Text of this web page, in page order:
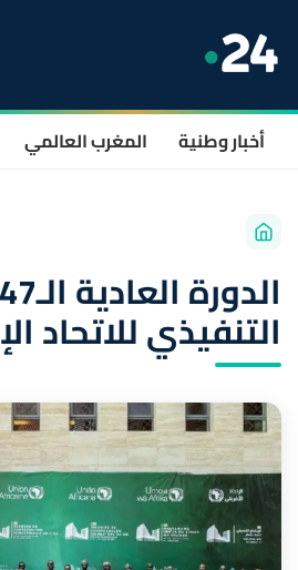
أخبار وطنية المغرب العالمي
التنفيذي للاتحاد